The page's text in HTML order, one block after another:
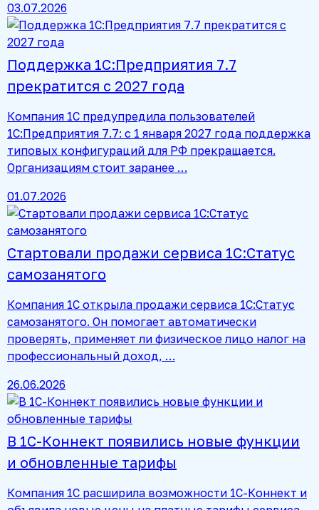
03.07.2026
Поддержка 1С:Предприятия 7.7
прекратится с 2027 года
Компания 1С предупредила пользователей
1С:Предприятия 7.7: с 1 января 2027 года поддержка
типовых конфигураций для РФ прекращается.
Организациям стоит заранее …
01.07.2026
Стартовали продажи сервиса 1С:Статус
самозанятого
Компания 1С открыла продажи сервиса 1С:Статус
самозанятого. Он помогает автоматически
проверять, применяет ли физическое лицо налог на
профессиональный доход, …
26.06.2026
В 1С-Коннект появились новые функции
и обновленные тарифы
Компания 1С расширила возможности 1С-Коннект и